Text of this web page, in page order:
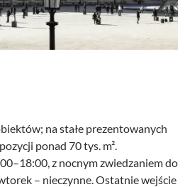
na stałe prezentowanych
ponad 70 tys. m².
z nocnym zwiedzaniem do
– nieczynne. Ostatnie wejście